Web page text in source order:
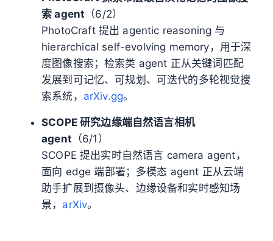
索 agent （6/2）
PhotoCraft 提出 agentic reasoning 与
hierarchical self-evolving memory，用于深
度图像搜索；检索类 agent 正从关键词匹配
发展到可记忆、可规划、可迭代的多轮视觉搜
索系统， arXiv.gg。
SCOPE 研究边缘端自然语言相机
agent （6/1）
SCOPE 提出实时自然语言 camera agent，
面向 edge 端部署；多模态 agent 正从云端
助手扩展到摄像头、边缘设备和实时感知场
景， arXiv。